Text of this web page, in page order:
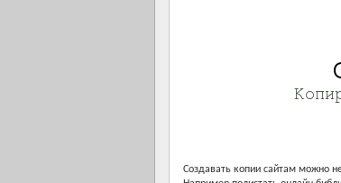
Создавать копии сайтам можно